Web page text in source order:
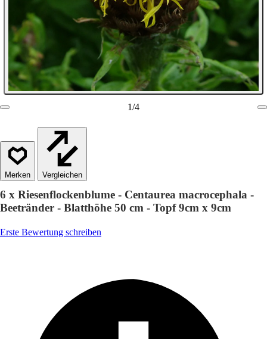
1/4
Vergleichen
6 x Riesenflockenblume - Centaurea macrocephala -
Beetränder - Blatthöhe 50 cm - Topf 9cm x 9cm
Erste Bewertung schreiben